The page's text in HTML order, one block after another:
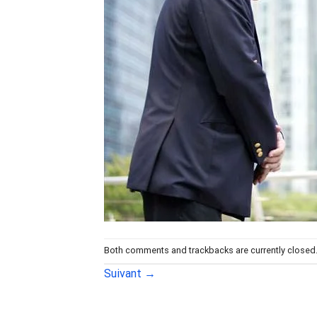
Both comments and trackbacks are currently closed.
Suivant →